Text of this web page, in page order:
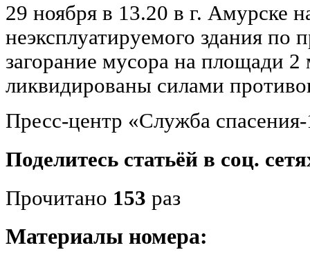
29 ноября в 13.20 в г. Амурске
неэксплуатируемого здания
загорание мусора на площади
ликвидированы силами
Пресс-центр «Служба
Поделитесь статьёй в соц.
Прочитано 153 раз
Материалы номера: